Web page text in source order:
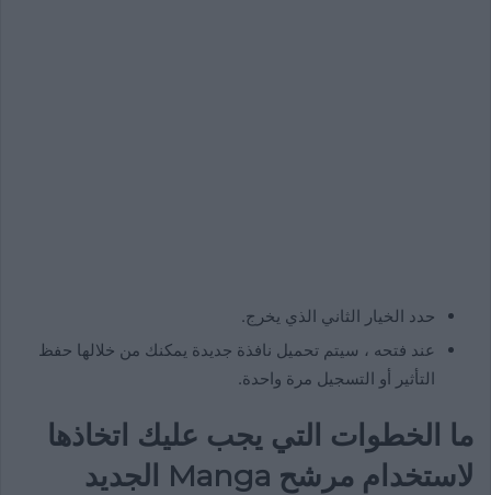
حدد الخيار الثاني الذي يخرج.
عند فتحه ، سيتم تحميل نافذة جديدة يمكنك من خلالها حفظ
التأثير أو التسجيل مرة واحدة.
ما الخطوات التي يجب عليك اتخاذها
لاستخدام مرشح Manga الجديد